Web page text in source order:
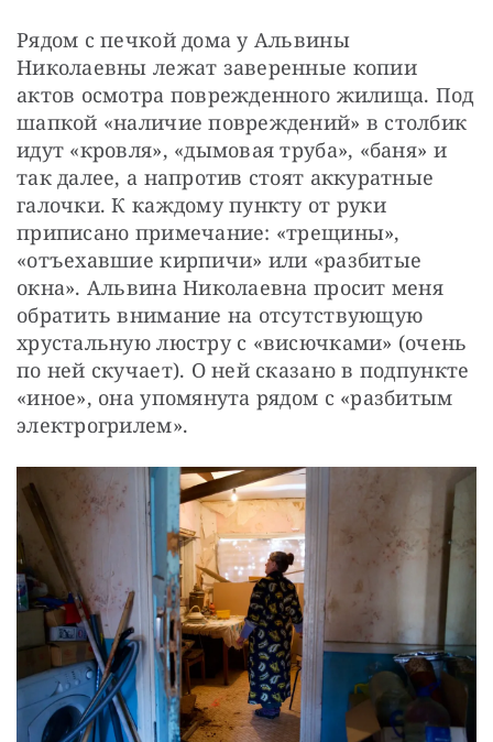
Рядом с печкой дома у Альвины
Николаевны лежат заверенные копии
актов осмотра поврежденного жилища. Под
шапкой «наличие повреждений» в столбик
идут «кровля», «дымовая труба», «баня» и
так далее, а напротив стоят аккуратные
галочки. К каждому пункту от руки
приписано примечание: «трещины»,
«отъехавшие кирпичи» или «разбитые
окна». Альвина Николаевна просит меня
обратить внимание на отсутствующую
хрустальную люстру с «висючками» (очень
по ней скучает). О ней сказано в подпункте
«иное», она упомянута рядом с «разбитым
электрогрилем».